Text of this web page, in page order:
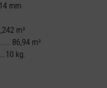
mm
m²
86,94 m²
kg.